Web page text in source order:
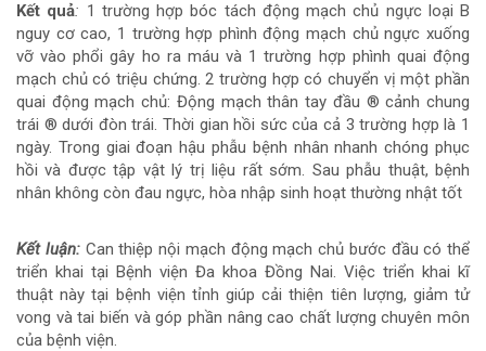
Kết quả: 1 trường hợp bóc tách động mạch chủ ngực loại B
nguy cơ cao, 1 trường hợp phình động mạch chủ ngực xuống
vỡ vào phổi gây ho ra máu và 1 trường hợp phình quai động
mạch chủ có triệu chứng. 2 trường hợp có chuyển vị một phần
quai động mạch chủ: Động mạch thân tay đầu ® cảnh chung
trái ® dưới đòn trái. Thời gian hồi sức của cả 3 trường hợp là 1
ngày. Trong giai đoạn hậu phẫu bệnh nhân nhanh chóng phục
hồi và được tập vật lý trị liệu rất sớm. Sau phẫu thuật, bệnh
nhân không còn đau ngực, hòa nhập sinh hoạt thường nhật tốt
Kết luận:Can thiệp nội mạch động mạch chủ bước đầu có thể
triển khai tại Bệnh viện Đa khoa Đồng Nai. Việc triển khai kĩ
thuật này tại bệnh viện tỉnh giúp cải thiện tiên lượng, giảm tử
vong và tai biến và góp phần nâng cao chất lượng chuyên môn
của bệnh viện.